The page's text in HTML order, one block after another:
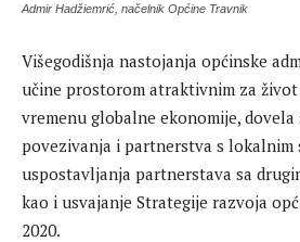
Admir Hadžiemrić, načelnik Općine Travnik
Višegodišnja nastojanja općinske
učine prostorom atraktivnim za
vremenu globalne ekonomije,
povezivanja i partnerstva s lokalnim
uspostavljanja partnerstava sa
kao i usvajanje Strategije razvoja
2020.